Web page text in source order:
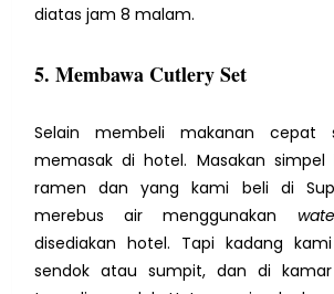
diatas jam 8 malam.
5. Membawa Cutlery Set
Selain membeli makanan cepat
memasak di hotel. Masakan simpel
ramen dan yang kami beli di
merebus air menggunakan
disediakan hotel. Tapi kadang
sendok atau sumpit, dan di